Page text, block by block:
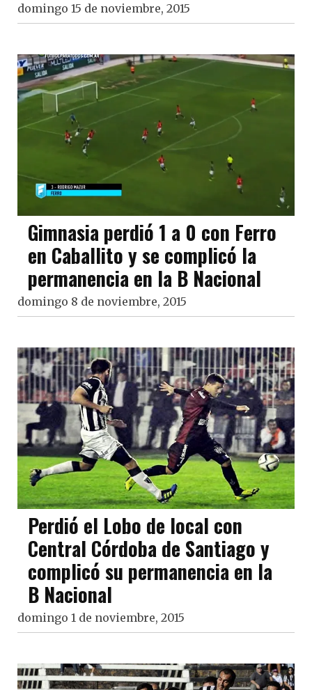
domingo 15 de noviembre, 2015
Gimnasia perdió 1 a 0 con Ferro
en Caballito y se complicó la
permanencia en la B Nacional
domingo 8 de noviembre, 2015
Perdió el Lobo de local con
Central Córdoba de Santiago y
complicó su permanencia en la
B Nacional
domingo 1 de noviembre, 2015